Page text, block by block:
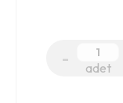
- adet